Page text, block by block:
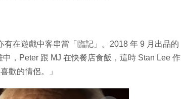
在遊戲中客串當「臨記」。2018 年 9 月出品的
，Peter 跟 MJ 在快餐店食飯，這時 Stan Lee 作
歡的情侶。」